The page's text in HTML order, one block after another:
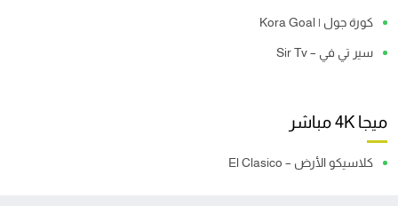
كورة جول | Kora Goal
سير تي في – Sir Tv
ميجا 4K مباشر
كلاسيكو الأرض – El Clasico